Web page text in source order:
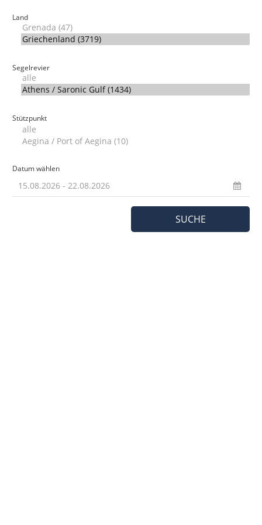
Land
Segelrevier
Stützpunkt
Datum wählen
SUCHE